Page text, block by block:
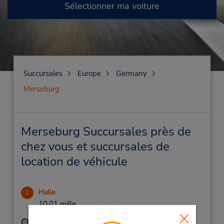
Sélectionner ma voiture
Succursales Europe
Germany
Merseburg
Merseburg Succursales près de
chez vous et succursales de
location de véhicule
1 Halle
10.01 mille